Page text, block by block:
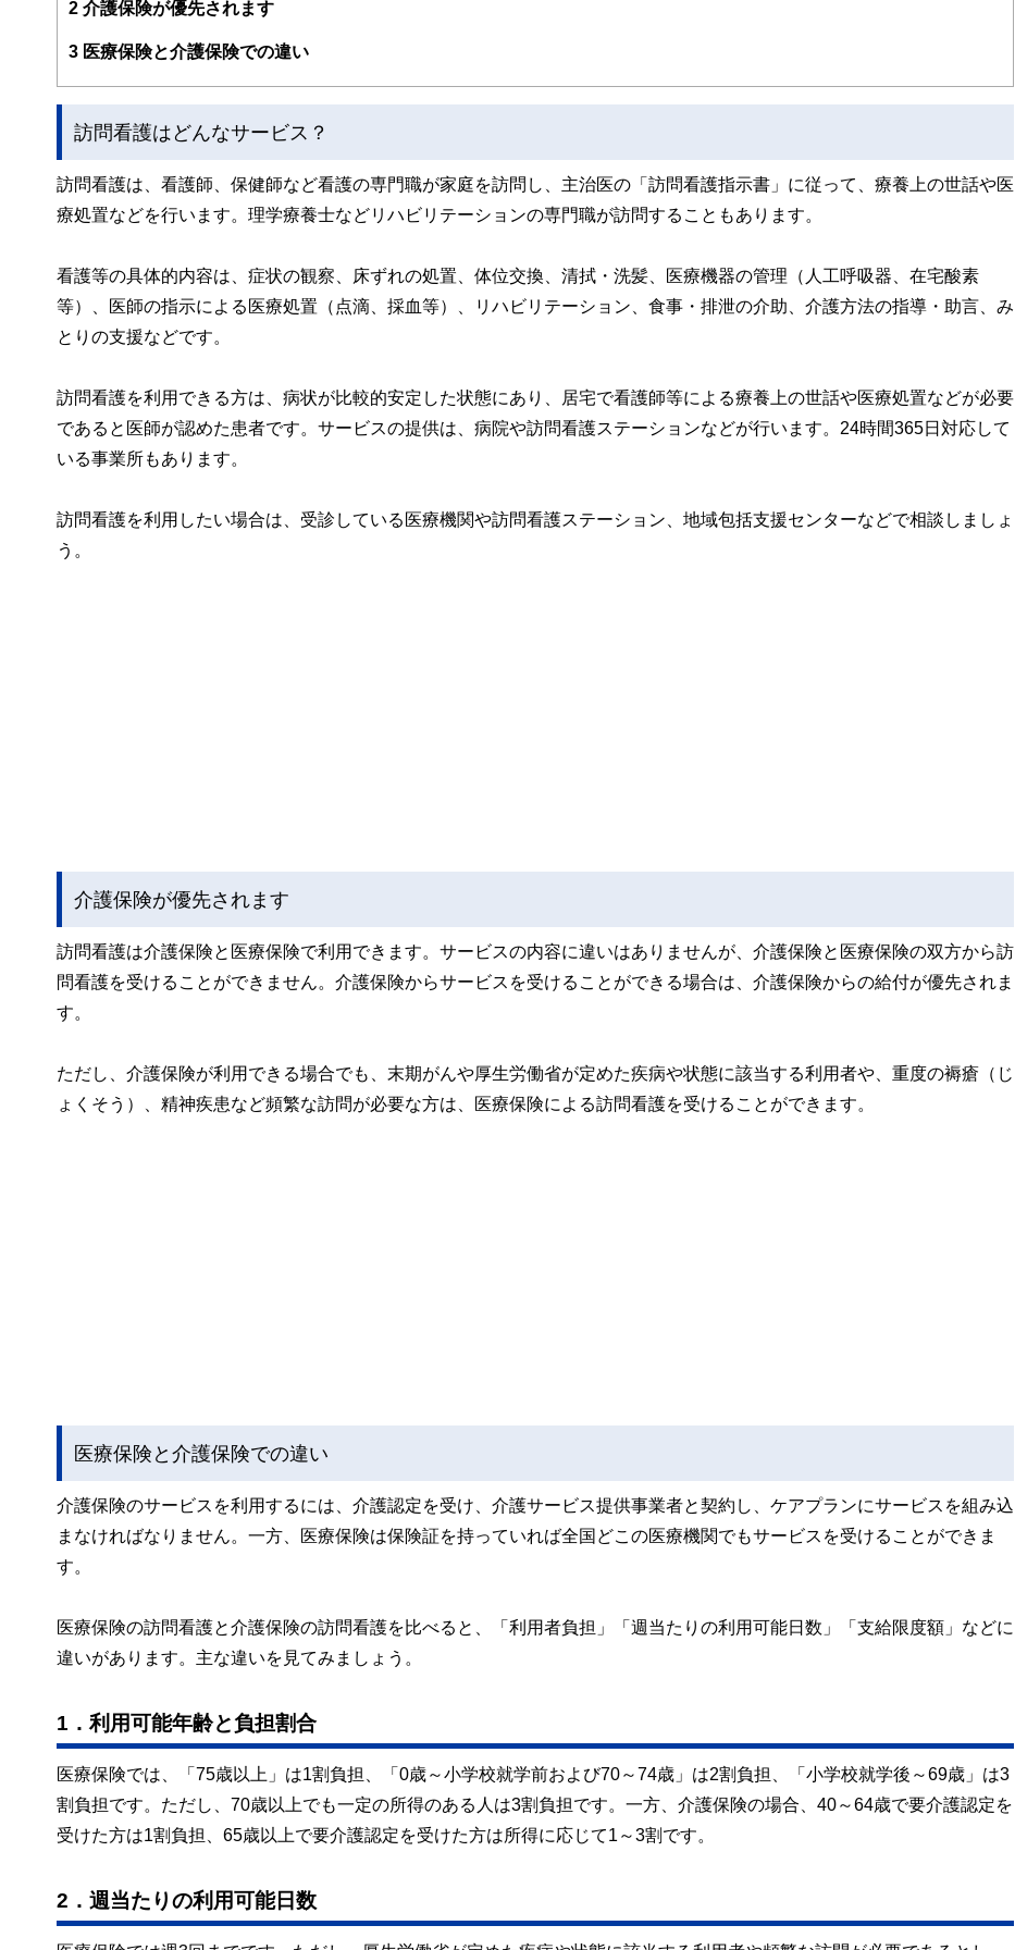
2 介護保険が優先されます
3 医療保険と介護保険での違い
訪問看護はどんなサービス？
訪問看護は、看護師、保健師など看護の専門職が家庭を訪問し、主治医の「訪問看護指示書」に従って、療養上の世話や医
療処置などを行います。理学療養士などリハビリテーションの専門職が訪問することもあります。
看護等の具体的内容は、症状の観察、床ずれの処置、体位交換、清拭・洗髪、医療機器の管理（人工呼吸器、在宅酸素
等）、医師の指示による医療処置（点滴、採血等）、リハビリテーション、食事・排泄の介助、介護方法の指導・助言、み
とりの支援などです。
訪問看護を利用できる方は、病状が比較的安定した状態にあり、居宅で看護師等による療養上の世話や医療処置などが必要
であると医師が認めた患者です。サービスの提供は、病院や訪問看護ステーションなどが行います。24時間365日対応して
いる事業所もあります。
訪問看護を利用したい場合は、受診している医療機関や訪問看護ステーション、地域包括支援センターなどで相談しましょ
う。
介護保険が優先されます
訪問看護は介護保険と医療保険で利用できます。サービスの内容に違いはありませんが、介護保険と医療保険の双方から訪
問看護を受けることができません。介護保険からサービスを受けることができる場合は、介護保険からの給付が優先されま
す。
ただし、介護保険が利用できる場合でも、末期がんや厚生労働省が定めた疾病や状態に該当する利用者や、重度の褥瘡（じ
ょくそう）、精神疾患など頻繁な訪問が必要な方は、医療保険による訪問看護を受けることができます。
医療保険と介護保険での違い
介護保険のサービスを利用するには、介護認定を受け、介護サービス提供事業者と契約し、ケアプランにサービスを組み込
まなければなりません。一方、医療保険は保険証を持っていれば全国どこの医療機関でもサービスを受けることができま
す。
医療保険の訪問看護と介護保険の訪問看護を比べると、「利用者負担」「週当たりの利用可能日数」「支給限度額」などに
違いがあります。主な違いを見てみましょう。
1．利用可能年齢と負担割合
医療保険では、「75歳以上」は1割負担、「0歳～小学校就学前および70～74歳」は2割負担、「小学校就学後～69歳」は3
割負担です。ただし、70歳以上でも一定の所得のある人は3割負担です。一方、介護保険の場合、40～64歳で要介護認定を
受けた方は1割負担、65歳以上で要介護認定を受けた方は所得に応じて1～3割です。
2．週当たりの利用可能日数